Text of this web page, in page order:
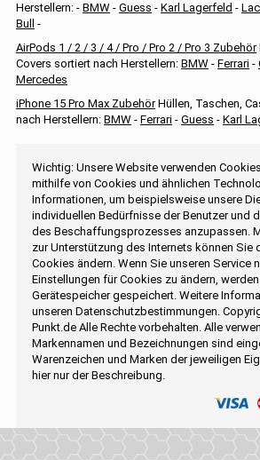
Herstellern: - BMW - Guess - Karl Lagerfeld -
Bull
-
AirPods 1 / 2 / 3 / 4 / Pro / Pro 2 / Pro 3 Zubehör
Covers sortiert nach Herstellern: BMW - Ferrari -
Mercedes
iPhone 15 Pro Max ZubehörHüllen, Taschen,
nach Herstellern: BMW - Ferrari - Guess - Karl
Wichtig: Unsere Website verwenden
mithilfe von Cookies und ähnlichen
Informationen, um beispielsweise unsere
individuellen Bedürfnisse der Benutzer und
des Beschaffungsprozesses anzupassen.
zur Unterstützung des Internets können Sie
Cookies ändern. Wenn Sie unseren Service
Einstellungen für Cookies zu ändern,
Gerätespeicher gespeichert. Weitere
unseren Datenschutzbestimmungen.
Punkt.de Alle Rechte vorbehalten. Alle
Markennamen und Bezeichnungen sind
Warenzeichen und Marken der jeweiligen
hier nur der Beschreibung.